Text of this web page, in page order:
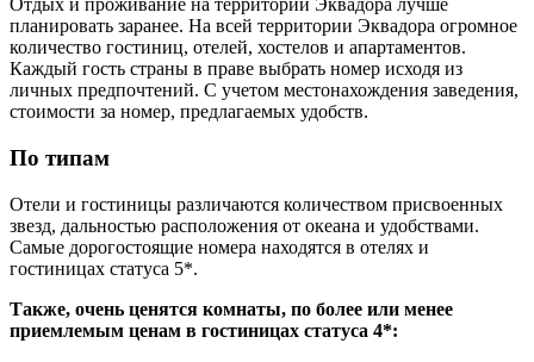
Отдых и проживание на территории Эквадора лучше
планировать заранее. На всей территории Эквадора огромное
количество гостиниц, отелей, хостелов и апартаментов.
Каждый гость страны в праве выбрать номер исходя из
личных предпочтений. С учетом местонахождения заведения,
стоимости за номер, предлагаемых удобств.
По типам
Отели и гостиницы различаются количеством присвоенных
звезд, дальностью расположения от океана и удобствами.
Самые дорогостоящие номера находятся в отелях и
гостиницах статуса 5*.
Также, очень ценятся комнаты, по более или менее
приемлемым ценам в гостиницах статуса 4*: